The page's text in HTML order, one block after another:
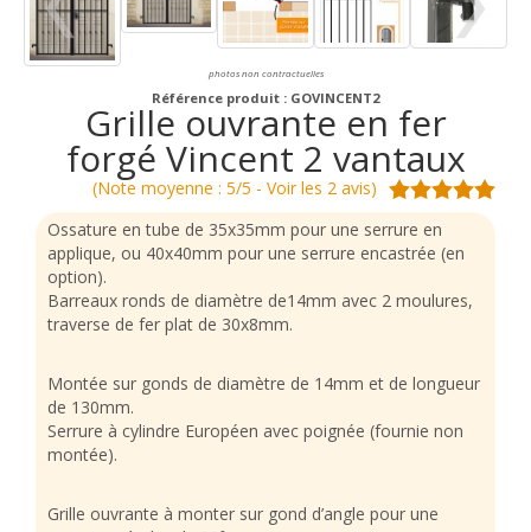
photos non contractuelles
Référence produit : GOVINCENT2
Grille ouvrante en fer
forgé Vincent 2 vantaux
(Note moyenne : 5/5 - Voir les 2 avis)
Ossature en tube de 35x35mm pour une serrure en
applique, ou 40x40mm pour une serrure encastrée (en
option).
Barreaux ronds de diamètre de14mm avec 2 moulures,
traverse de fer plat de 30x8mm.
Montée sur gonds de diamètre de 14mm et de longueur
de 130mm.
Serrure à cylindre Européen avec poignée (fournie non
montée).
Grille ouvrante à monter sur gond d’angle pour une